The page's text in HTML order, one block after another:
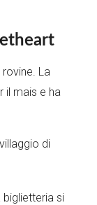
La
il mais e ha
biglietteria si